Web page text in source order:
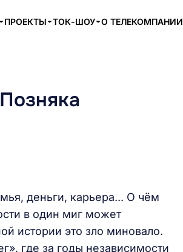
ПРОЕКТЫ ТОК-ШОУ О ТЕЛЕКОМПАНИИ
деньги, карьера... О чём
в один миг может
истории это зло миновало.
где за годы независимости